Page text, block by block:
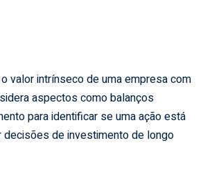
valor intrínseco de uma empresa com
aspectos como balanços
para identificar se uma ação está
decisões de investimento de longo